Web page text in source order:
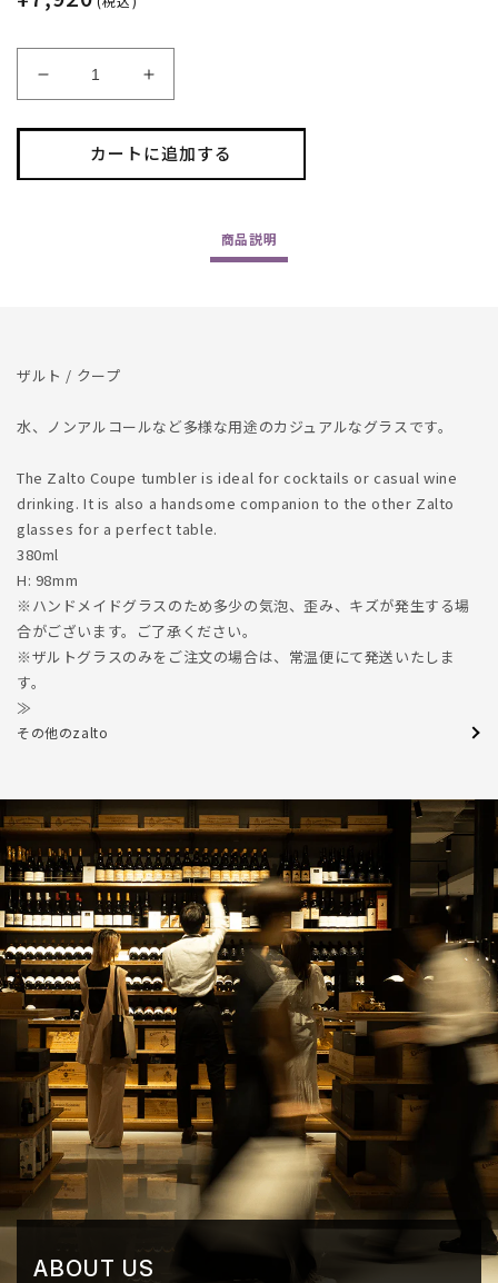
/
Coup
数
Zalto
/
Coup
の
数
カートに追加する
商品説明
ザルト / クープ
水、ノンアルコールなど多様な用途のカジュアルなグラスです。
The Zalto Coupe tumbler is ideal for cocktails or casual wine
drinking. It is also a handsome companion to the other Zalto
glasses for a perfect table.
380ml
H: 98mm
※ハンドメイドグラスのため多少の気泡、歪み、キズが発生する場
合がございます。ご了承ください。
※ザルトグラスのみをご注文の場合は、常温便にて発送いたしま
す。
≫
その他のzalto
ABOUT US